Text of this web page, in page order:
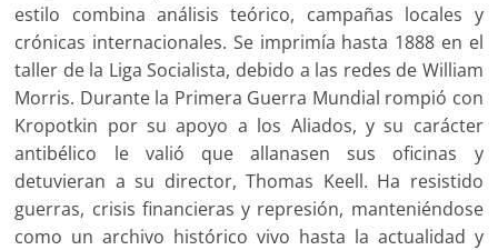
estilo combina análisis teórico, campañas locales y
crónicas internacionales. Se imprimía hasta 1888 en el
taller de la Liga Socialista, debido a las redes de William
Morris. Durante la Primera Guerra Mundial rompió con
Kropotkin por su apoyo a los Aliados, y su carácter
antibélico le valió que allanasen sus oficinas y
detuvieran a su director, Thomas Keell. Ha resistido
guerras, crisis financieras y represión, manteniéndose
como un archivo histórico vivo hasta la actualidad y